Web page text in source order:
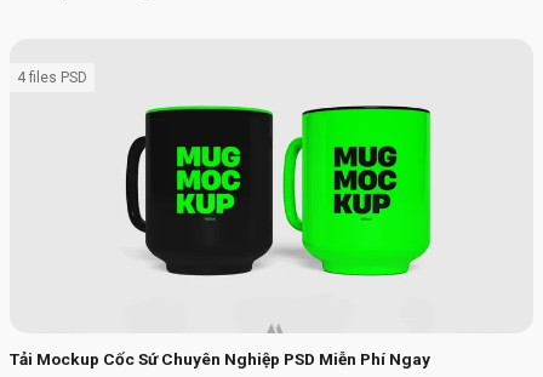
Tải Mockup Cốc Sứ Chuyên Nghiệp PSD Miễn Phí Ngay
4 files PSD